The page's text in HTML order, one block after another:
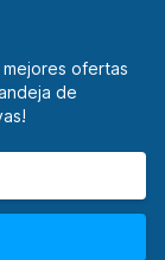
ofertas
de